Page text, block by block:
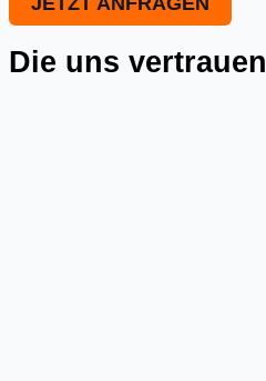
Die uns vertrauen